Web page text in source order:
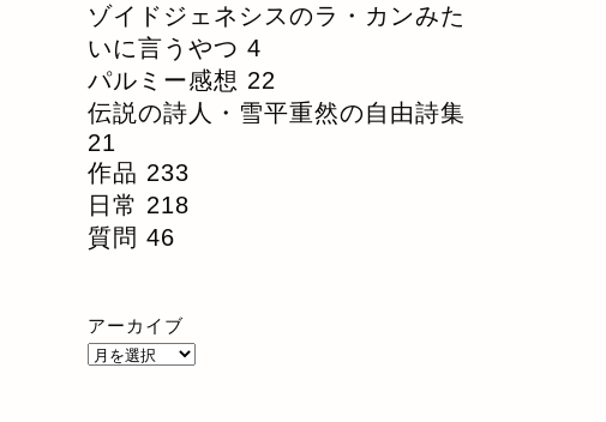
ゾイドジェネシスのラ・カンみた
いに言うやつ 4
パルミー感想 22
伝説の詩人・雪平重然の自由詩集
21
作品 233
日常 218
質問 46
アーカイブ